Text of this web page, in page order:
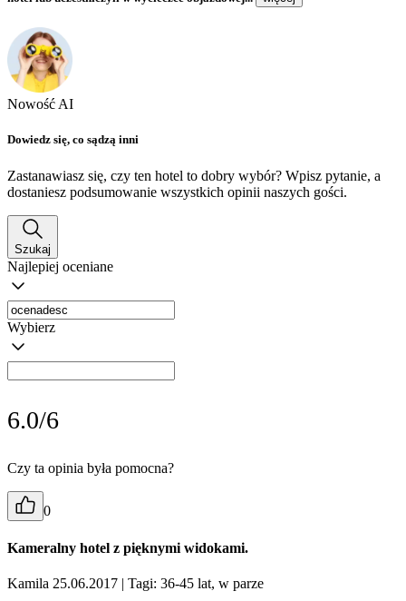
Nowość AI
Dowiedz się, co sądzą inni
Zastanawiasz się, czy ten hotel to dobry wybór? Wpisz pytanie, a
dostaniesz podsumowanie wszystkich opinii naszych gości.
Szukaj
Najlepiej oceniane
Wybierz
6.0/6
Czy ta opinia była pomocna?
0
Kameralny hotel z pięknymi widokami.
Kamila 25.06.2017 | Tagi: 36-45 lat, w parze